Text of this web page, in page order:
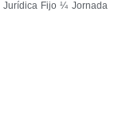
Jurídica Fijo ¼ Jornada